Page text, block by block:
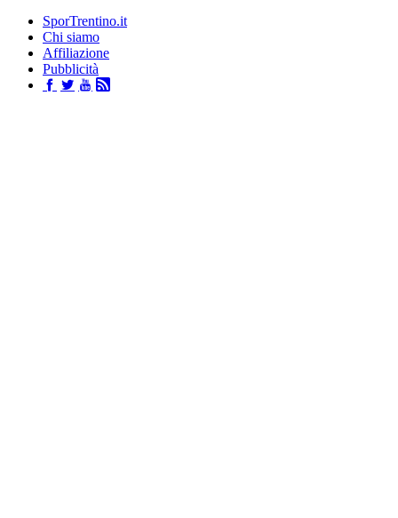
SporTrentino.it
Chi siamo
Affiliazione
Pubblicità